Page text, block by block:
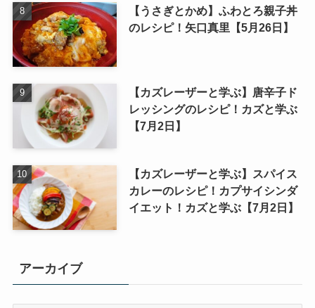
【うさぎとかめ】ふわとろ親子丼
のレシピ！矢口真里【5月26日】
【カズレーザーと学ぶ】唐辛子ド
レッシングのレシピ！カズと学ぶ
【7月2日】
【カズレーザーと学ぶ】スパイス
カレーのレシピ！カプサイシンダ
イエット！カズと学ぶ【7月2日】
アーカイブ